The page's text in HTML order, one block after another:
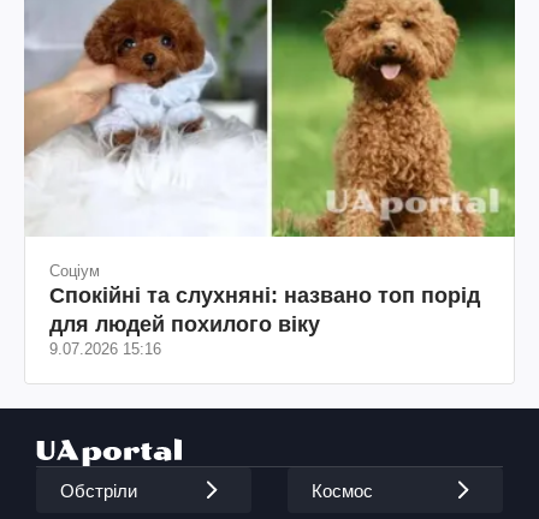
Соціум
Спокійні та слухняні: названо топ порід
для людей похилого віку
9.07.2026 15:16
Обстріли Космос